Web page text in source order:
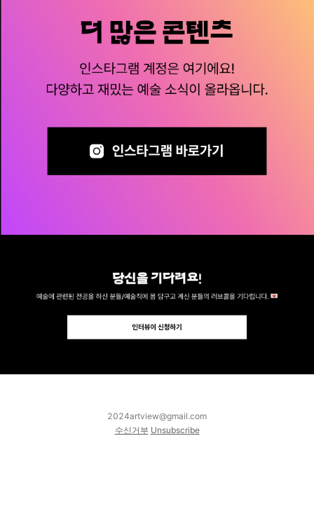
2024artview@gmail.com
수신거부 Unsubscribe